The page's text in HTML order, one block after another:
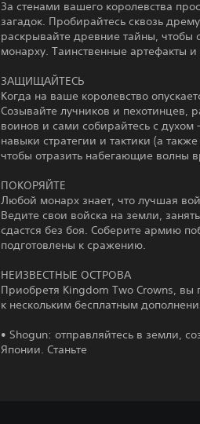
За стенами вашего королевства
загадок. Пробирайтесь сквозь
раскрывайте древние тайны,
монарху. Таинственные артефакты
ЗАЩИЩАЙТЕСЬ
Когда на ваше королевство
Созывайте лучников и пехотинцев,
воинов и сами собирайтесь с
навыки стратегии и тактики (а
чтобы отразить набегающие волны
ПОКОРЯЙТЕ
Любой монарх знает, что лучшая
Ведите свои войска на земли,
сдастся без боя. Соберите армию
подготовлены к сражению.
НЕИЗВЕСТНЫЕ ОСТРОВА
Приобретя Kingdom Two Crowns, вы
к нескольким бесплатным
• Shogun: отправляйтесь в земли,
Японии. Станьте